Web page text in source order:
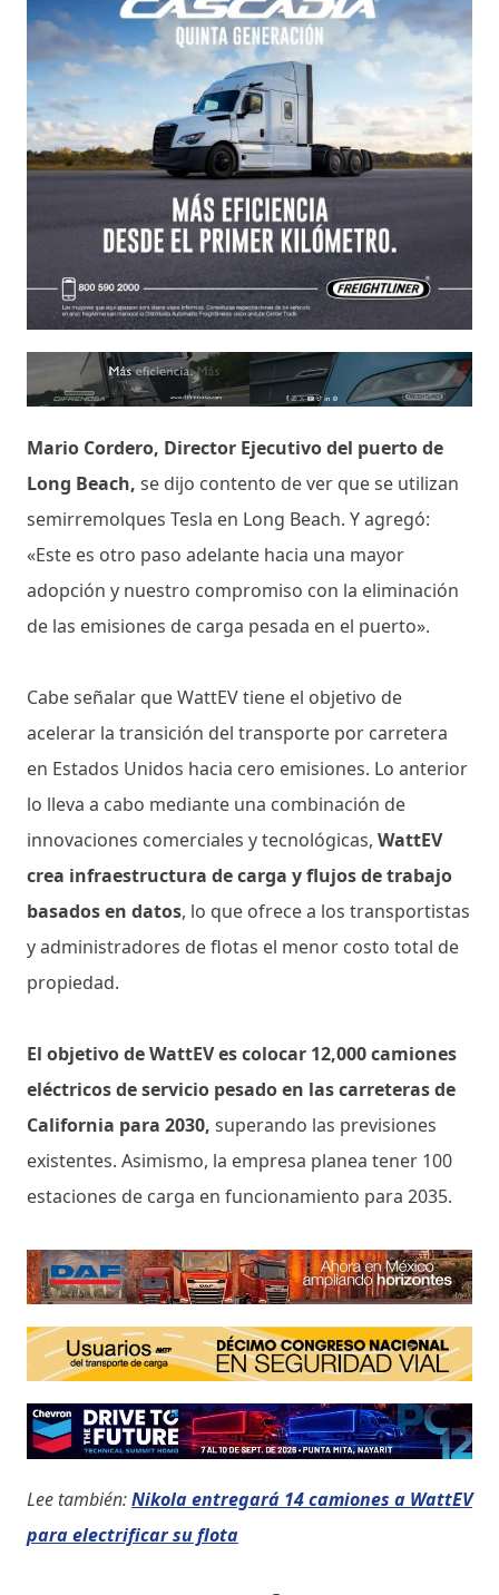
Mario Cordero, Director Ejecutivo del puerto de
Long Beach, se dijo contento de ver que se utilizan
semirremolques Tesla en Long Beach. Y agregó:
«Este es otro paso adelante hacia una mayor
adopción y nuestro compromiso con la eliminación
de las emisiones de carga pesada en el puerto».
Cabe señalar que WattEV tiene el objetivo de
acelerar la transición del transporte por carretera
en Estados Unidos hacia cero emisiones. Lo anterior
lo lleva a cabo mediante una combinación de
innovaciones comerciales y tecnológicas, WattEV
crea infraestructura de carga y flujos de trabajo
basados ​​en datos, lo que ofrece a los transportistas
y administradores de flotas el menor costo total de
propiedad.
El objetivo de WattEV es colocar 12,000 camiones
eléctricos de servicio pesado en las carreteras de
California para 2030, superando las previsiones
existentes. Asimismo, la empresa planea tener 100
estaciones de carga en funcionamiento para 2035.
Lee también:Nikola entregará 14 camiones a WattEV
para electrificar su flota